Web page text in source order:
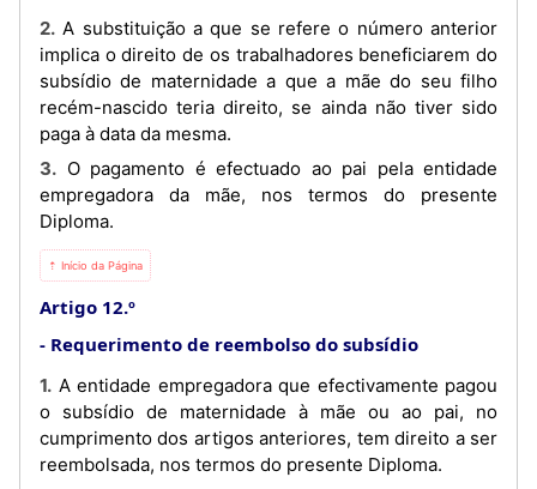
2. A substituição a que se refere o número anterior
implica o direito de os trabalhadores beneficiarem do
subsídio de maternidade a que a mãe do seu filho
recém-nascido teria direito, se ainda não tiver sido
paga à data da mesma.
3. O pagamento é efectuado ao pai pela entidade
empregadora da mãe, nos termos do presente
Diploma.
⇡ Início da Página
Artigo 12.º
Requerimento de reembolso do subsídio
1. A entidade empregadora que efectivamente pagou
o subsídio de maternidade à mãe ou ao pai, no
cumprimento dos artigos anteriores, tem direito a ser
reembolsada, nos termos do presente Diploma.